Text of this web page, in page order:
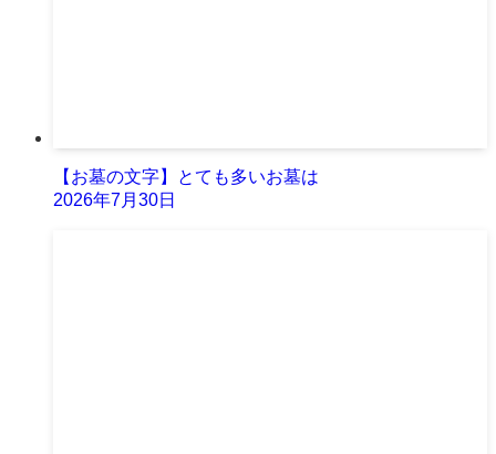
【お墓の文字】とても多いお墓は
2026年7月30日